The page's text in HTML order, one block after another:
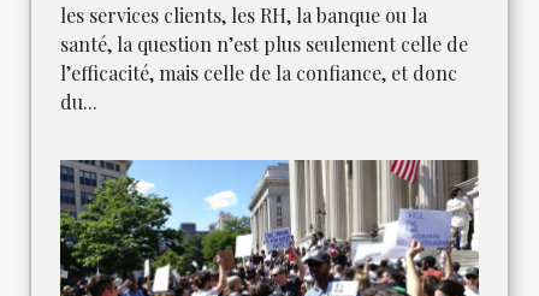
les services clients, les RH, la banque ou la
santé, la question n’est plus seulement celle de
l’efficacité, mais celle de la confiance, et donc
du...